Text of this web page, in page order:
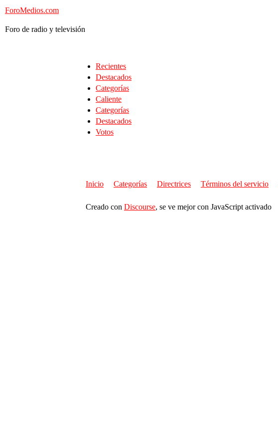
ForoMedios.com
Foro de radio y televisión
Recientes
Destacados
Categorías
Caliente
Categorías
Destacados
Votos
Inicio Categorías Directrices Términos del servicio
Creado con Discourse, se ve mejor con JavaScript activado